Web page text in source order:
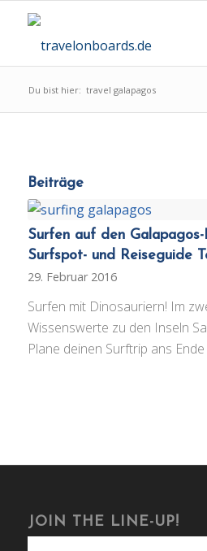
Du bist hier: travel galapagos
Beiträge
Surfen auf den Galapagos-
Surfspot- und Reiseguide
29. Februar 2016
Surfen mit Dinosauriern! Im
Wissenswerte zu den Inseln
Plane deinen Surftrip ans
JOIN THE LINE-UP!